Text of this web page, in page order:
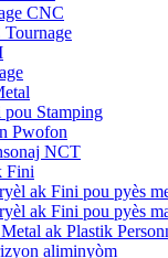
CNC
pou Stamping
Pwofon
NCT
Fini
ak Fini pou pyès
ak Fini pou pyès
ak Plastik
aliminyòm